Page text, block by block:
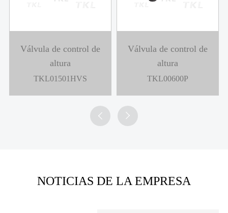
Válvula de control de
altura
TKL01501HVS
Válvula de control de
altura
TKL00600P
 
NOTICIAS DE LA EMPRESA